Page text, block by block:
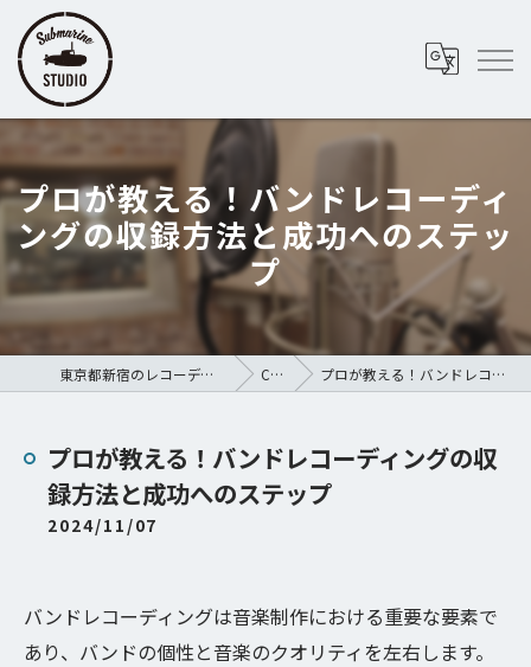
プロが教える！バンドレコーディ
ングの収録方法と成功へのステッ
プ
東京都新宿のレコーディングスタジオならSubmarine STUDIO COLUMN プロが教える！バンドレコーディングの収録方法と成功へのステップ
プロが教える！バンドレコーディングの収
録方法と成功へのステップ
2024/11/07
バンドレコーディングは音楽制作における重要な要素で
あり、バンドの個性と音楽のクオリティを左右します。